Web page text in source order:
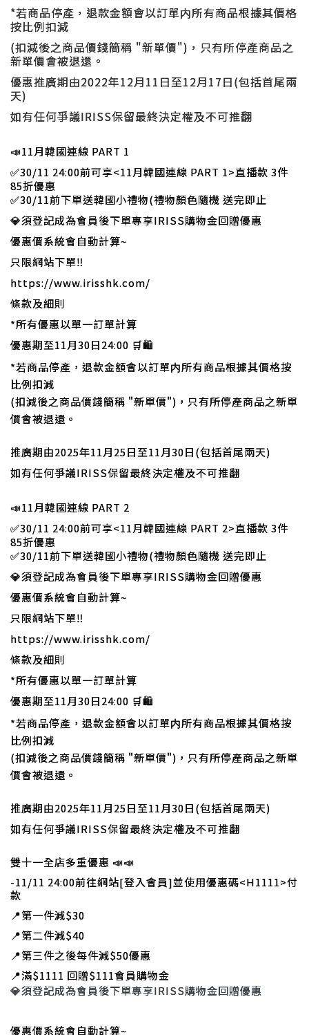
*若商品停產，退款金額會以訂單内所有商品根據其價格
按比例扣減
(扣減後之商品價錢簡稱 "新單價")，只有所停產商品之
新單價會被退還。
優惠推廣期由2022年12月11日至12月17日(包括首尾兩
天)
如有任何爭議IRISS保留最終決定權及不可推翻
📣11月韓國連線 PART 1
✅30/11 24:00前可享<11月韓國連線 PART 1>直播款 3件
85折優惠
✅30/11前下單送韓國小禮物(禮物顏色隨機 送完即止
💎須登記成為會員後下單專享IRISS購物金回贈優惠
優惠價系統會自動計算~
只限網站下單‼️
https://www.irisshk.com/
條款及細則
*所有優惠以單一訂單計算
優惠期至11月30日24:00 🛒🛍
*若商品停產，退款金額會以訂單内所有商品根據其價格按
比例扣減
(扣減後之商品價錢簡稱 "新單價")，只有所停產商品之新單
價會被退還。
推廣期由2025年11月25日至11月30日(包括首尾兩天)
如有任何爭議IRISS保留最終決定權及不可推翻
📣11月韓國連線 PART 2
✅30/11 24:00前可享<11月韓國連線 PART 2>直播款 3件
85折優惠
✅30/11前下單送韓國小禮物(禮物顏色隨機 送完即止
💎須登記成為會員後下單專享IRISS購物金回贈優惠
優惠價系統會自動計算~
只限網站下單‼️
https://www.irisshk.com/
條款及細則
*所有優惠以單一訂單計算
優惠期至11月30日24:00 🛒🛍
*若商品停產，退款金額會以訂單内所有商品根據其價格按
比例扣減
(扣減後之商品價錢簡稱 "新單價")，只有所停產商品之新單
價會被退還。
推廣期由2025年11月25日至11月30日(包括首尾兩天)
如有任何爭議IRISS保留最終決定權及不可推翻
雙十一全店多重優惠 📣📣
-11/11 24:00前往網站[登入會員]並使用優惠碼<H1111>付
款
📍第一件減$30
📍第二件減$40
📍第三件之後每件減$50優惠
📍滿$1111 回贈$111會員購物金
💎須登記成為會員後下單專享IRISS購物金回贈優惠
優惠價系統會自動計算~